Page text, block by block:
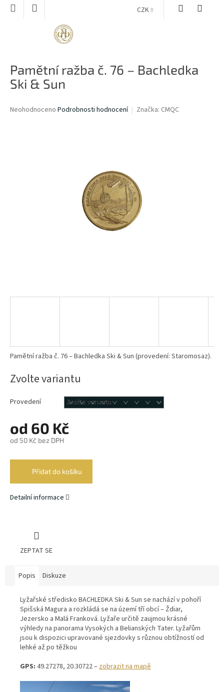
Přejít
CZK
Pamětní ražba č. 76 – Bachledka
Ski & Sun
Průměrné
Neohodnoceno Podrobnosti hodnocení Značka: CMQC
od 60 Kč
od 50 Kč bez DPH
Zvolte variantu
Provedení
Přidat do košíku
Pamětní ražba č. 76 – Bachledka Ski & Sun (provedení: Staromosaz).
Detailní informace
ZEPTAT SE
Popis Diskuze
Lyžařské středisko BACHLEDKA Ski & Sun se nachází v pohoří
Spišská Magura a rozkládá se na území tří obcí – Ždiar,
Jezersko a Malá Franková. Lyžaře určitě zaujmou krásné
výhledy na panorama Vysokých a Belianských Tater. Lyžařům
jsou k dispozici upravované sjezdovky s různou obtížností od
lehké až po těžkou
GPS: 49.27278, 20.30722 –zobrazit na mapě